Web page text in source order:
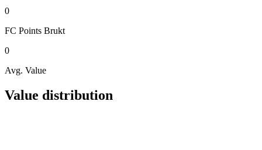
0
FC Points Brukt
0
Avg. Value
Value distribution